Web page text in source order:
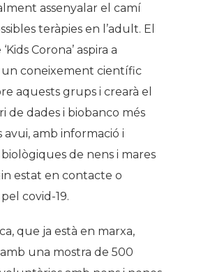
assenyalar el camí
teràpies en l’adult. El
Corona’ aspira a
coneixement científic
aquests grups i crearà el
de dades i biobanco més
avui, amb informació i
de nens i mares
estat en contacte o
covid-19.
que ja està en marxa,
una mostra de 500